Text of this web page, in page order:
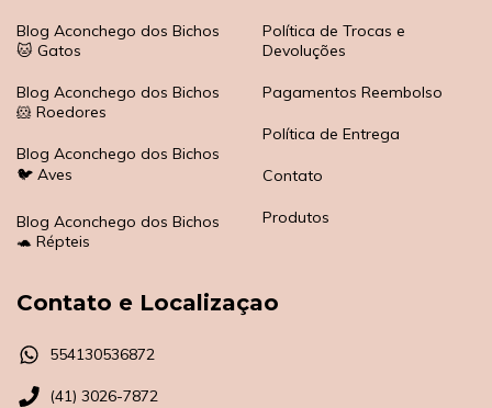
Blog Aconchego dos Bichos
🐱 Gatos
Blog Aconchego dos Bichos
🐹 Roedores
Blog Aconchego dos Bichos
🐦 Aves
Blog Aconchego dos Bichos
🐢 Répteis
Política de Trocas e
Devoluções
Pagamentos Reembolso
Política de Entrega
Contato
Produtos
Contato e Localizaçao
554130536872
(41) 3026-7872